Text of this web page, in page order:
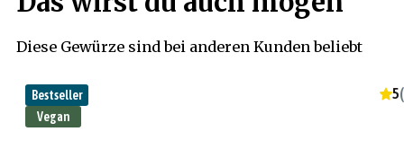
Diese Gewürze sind bei anderen Kunden beliebt
Bestseller
Vegan
5(